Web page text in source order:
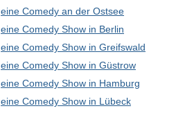
eine Comedy an der Ostsee
eine Comedy Show in Berlin
eine Comedy Show in Greifswald
eine Comedy Show in Güstrow
eine Comedy Show in Hamburg
eine Comedy Show in Lübeck